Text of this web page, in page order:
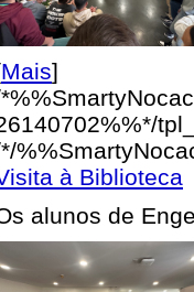
Mais]
à Biblioteca
alunos de